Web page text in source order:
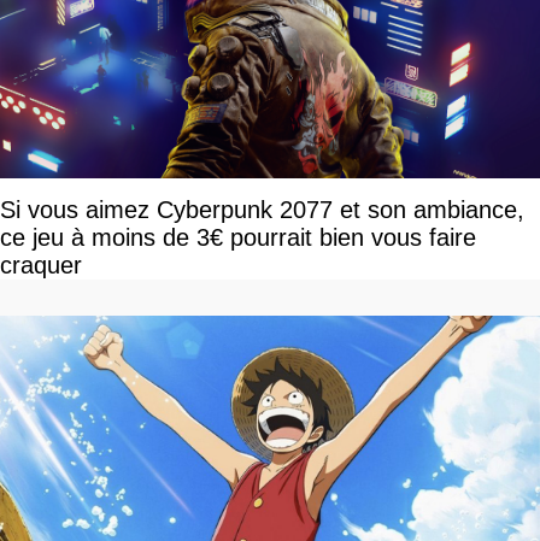
Si vous aimez Cyberpunk 2077 et son ambiance,
ce jeu à moins de 3€ pourrait bien vous faire
craquer